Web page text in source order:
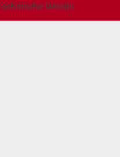
Details